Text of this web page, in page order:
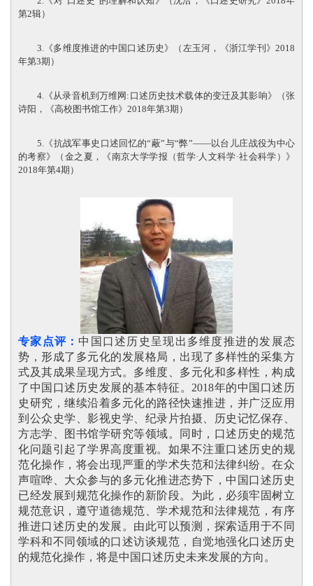
第2辑）
3.《多维度推进的中国口述历史》（左玉河，《浙江学刊》2018
年第3期）
4.《从录音机到万维网:口述历史技术载体的变迁及其影响》（张
诗阳，《高校图书馆工作》2018年第3期）
5.《抗战军事史口述回忆的“蔽”与“弊”——以台儿庄战役为中心
的考察》（金之夏，《南京大学学报（哲学·人文科学·社会科学）》
2018年第4期）
专家点评： 中国口述历史呈现出多维度推进的发展态
势，形成了多元化的发展格局，出现了多样性的采集方
式及其成果呈现方式。多维度、多元化和多样性，构成
了中国口述历史发展的基本特征。2018年的中国口述历
史研究，继续沿着多元化的路径快速推进，并广泛应用
到公众史学、影视史学、纪录片拍摄、历史记忆保存、
方志学、图书馆学研究等领域。同时，口述历史的规范
化问题引起了学界高度重视。如果不注重口述历史的规
范化操作，将会出现严重的学术失范和法律纠纷。在众
声喧哗、大众参与的多元化推进态势下，中国口述历史
已经发展到规范化操作的新阶段。为此，必须牢固树立
规范意识，遵守道德规范、学术规范和法律规范，有序
推进口述历史的发展。由此可以预测，探索适用于不同
学科和不同领域的口述访谈规范，自觉地强化口述历史
的规范化操作，将是中国口述历史未来发展的方向 。